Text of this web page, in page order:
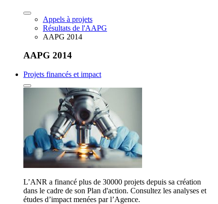
Appels à projets
Résultats de l'AAPG
AAPG 2014
AAPG 2014
Projets financés et impact
L’ANR a financé plus de 30000 projets depuis sa création
dans le cadre de son Plan d'action. Consultez les analyses et
études d’impact menées par l’Agence.